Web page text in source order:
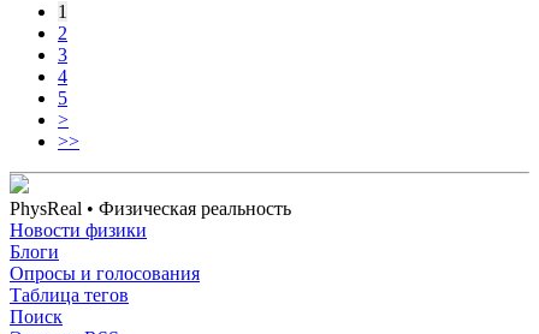
1
2
3
4
5
>
>>
PhysReal • Физическая реальность
Новости физики
Блоги
Опросы и голосования
Таблица тегов
Поиск